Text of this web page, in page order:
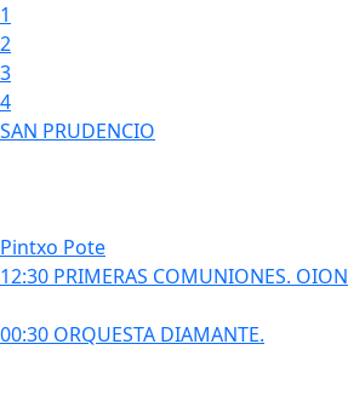
1
2
3
4
SAN PRUDENCIO
Pintxo Pote
12:30 PRIMERAS COMUNIONES. OION
00:30 ORQUESTA DIAMANTE.